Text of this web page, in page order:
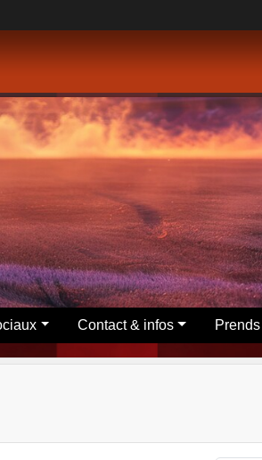
Contact & infos